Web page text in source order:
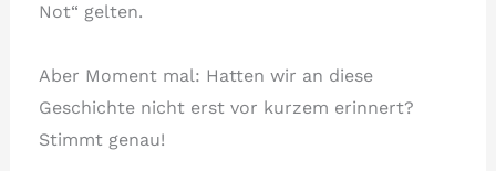
Not“ gelten.
Aber Moment mal: Hatten wir an diese
Geschichte nicht erst vor kurzem erinnert?
Stimmt genau!